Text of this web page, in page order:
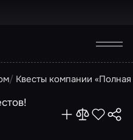
Квесты компании
ЗАКРЫТ